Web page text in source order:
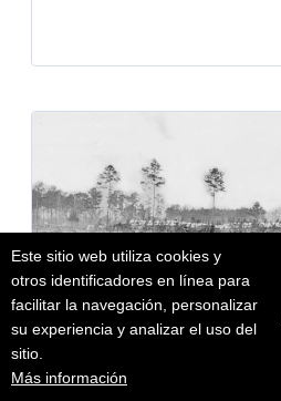
Este sitio web utiliza cookies y
otros identificadores en línea para
facilitar la navegación, personalizar
su experiencia y analizar el uso del
sitio.
Más información